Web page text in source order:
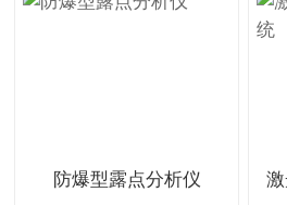
防爆型露点分析仪